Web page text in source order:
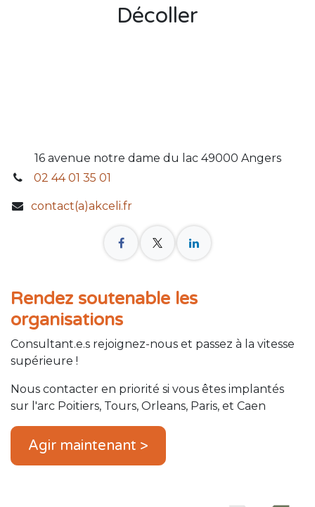
Décoller
16 avenue notre dame du lac 49000 Angers
02 44 01 35 01
contact(a)akceli.fr
Rendez soutenable les
organisations
Consultant.e.s rejoignez-nous et passez à la vitesse
supérieure !
Nous contacter en priorité si vous êtes implantés
sur l'arc Poitiers, Tours, Orleans, Paris, et Caen
Agir maintenant >